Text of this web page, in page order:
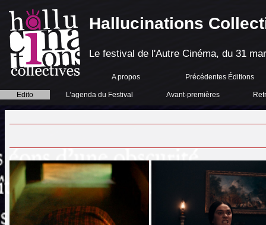
Hallucinations
Le festival de l'Autre Cinéma, du 31
A propos Précédentes Éditions
Edito L’agenda du Festival Avant-premières